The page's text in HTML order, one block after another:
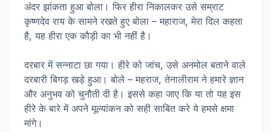
अंदर झांकता हुआ बोला। फिर हीरा निकालकर उसे सम्राट
कृष्णदेव राय के सामने रखते हुए बोला – महाराज, मेरा दिल कहता
है, यह हीरा एक कौड़ी का भी नहीं है।
दरबार में सन्नाटा छा गया। हीरे को जांच, उसे अनमोल बताने वाले
दरबारी बिगड़ खड़े हुआ। बोले – महराज, तेनालीराम ने हमारे ज्ञान
और अनुभव को चुनौती दी है। इससे कहा जाए कि या तो यह इस
हीरे के बारे में अपने मूल्यांकन को सही साबित करे ये हमसे क्षमा
मांगे।